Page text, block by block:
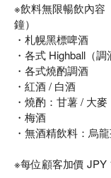
※飲料無限暢飲內容
鐘）
・札幌黑標啤酒
・各式 Highball（調
・各式燒酌調酒
・紅酒 / 白酒
・燒酌：甘薯 / 大麥
・梅酒
・無酒精飲料：烏
※每位顧客加價 JPY